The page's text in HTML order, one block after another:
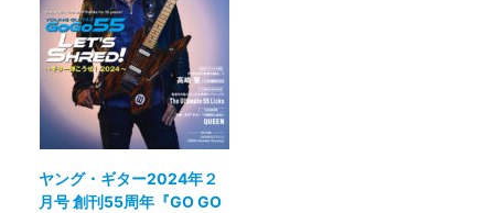
ヤング・ギター2024年２
月号 創刊55周年『GO GO